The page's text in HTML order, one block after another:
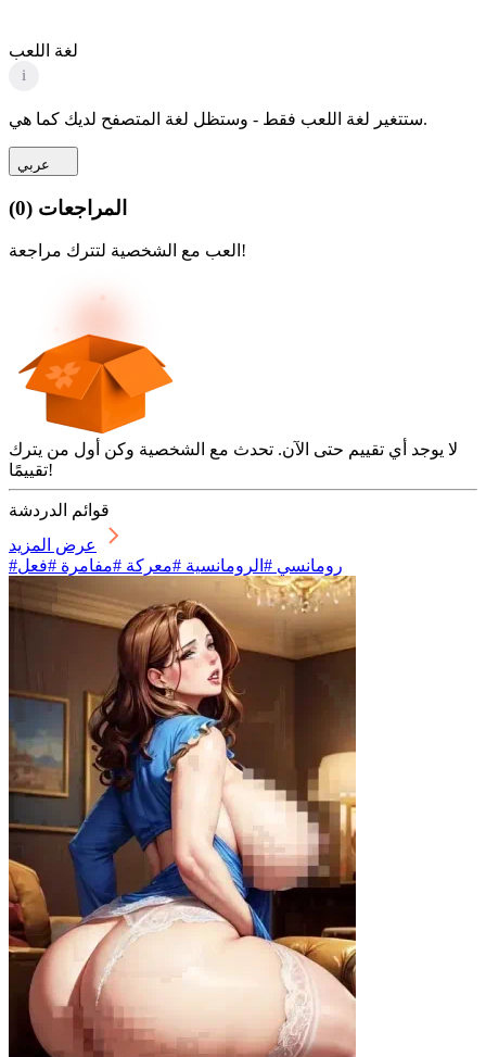
لغة اللعب
i
ستتغير لغة اللعب فقط - وستظل لغة المتصفح لديك كما هي.
عربي
المراجعات (
0
)
العب مع الشخصية لتترك مراجعة!
لا يوجد أي تقييم حتى الآن. تحدث مع الشخصية وكن أول من يترك
تقييمًا!
قوائم الدردشة
عرض المزيد
#رومانسي #الرومانسية #معركة #مفامرة #فعل